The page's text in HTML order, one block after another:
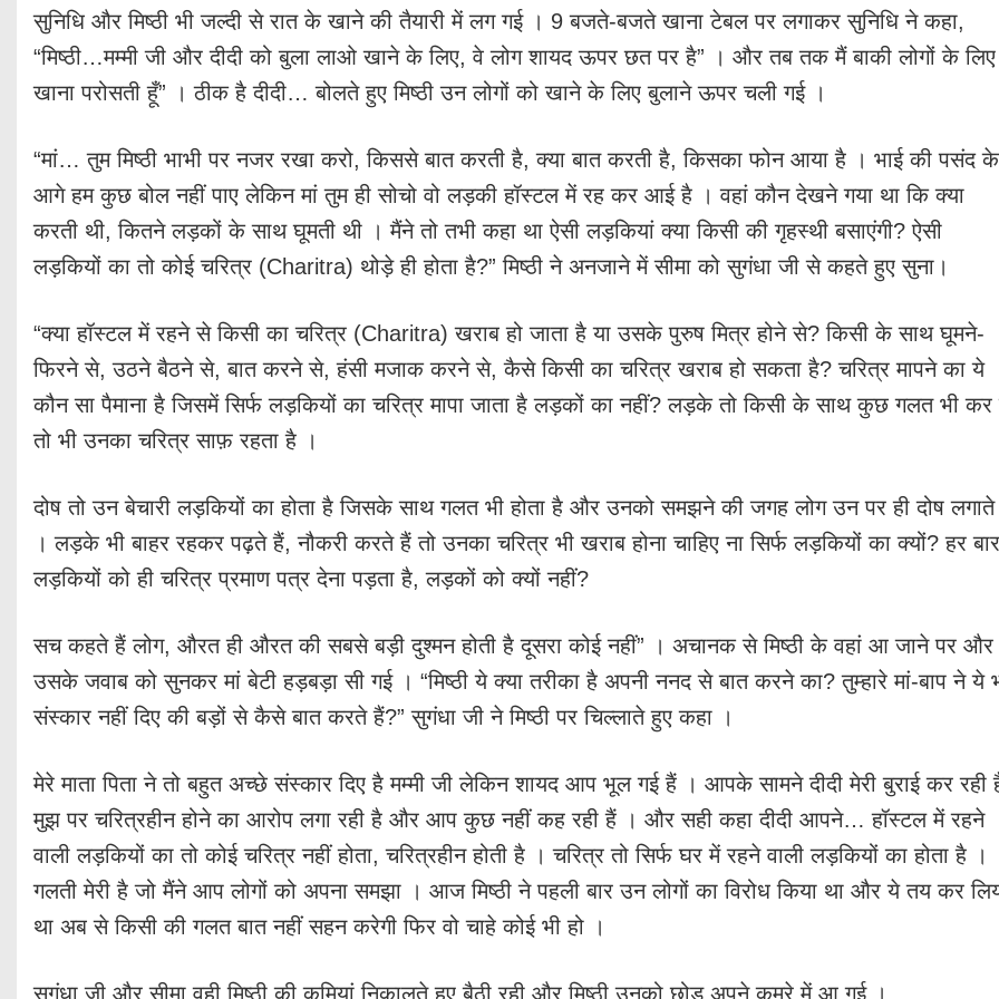
सुनिधि और मिष्ठी भी जल्दी से रात के खाने की तैयारी में लग गई । 9 बजते-बजते खाना टेबल पर लगाकर सुनिधि ने कहा,
“मिष्ठी…मम्मी जी और दीदी को बुला लाओ खाने के लिए, वे लोग शायद ऊपर छत पर है” । और तब तक मैं बाकी लोगों के लिए
खाना परोसती हूँ” । ठीक है दीदी… बोलते हुए मिष्ठी उन लोगों को खाने के लिए बुलाने ऊपर चली गई ।
“मां… तुम मिष्ठी भाभी पर नजर रखा करो, किससे बात करती है, क्या बात करती है, किसका फोन आया है । भाई की पसंद के
आगे हम कुछ बोल नहीं पाए लेकिन मां तुम ही सोचो वो लड़की हॉस्टल में रह कर आई है । वहां कौन देखने गया था कि क्या
करती थी, कितने लड़कों के साथ घूमती थी । मैंने तो तभी कहा था ऐसी लड़कियां क्या किसी की गृहस्थी बसाएंगी? ऐसी
लड़कियों का तो कोई चरित्र (Charitra) थोड़े ही होता है?” मिष्ठी ने अनजाने में सीमा को सुगंधा जी से कहते हुए सुना।
“क्या हॉस्टल में रहने से किसी का चरित्र (Charitra) खराब हो जाता है या उसके पुरुष मित्र होने से? किसी के साथ घूमने-
फिरने से, उठने बैठने से, बात करने से, हंसी मजाक करने से, कैसे किसी का चरित्र खराब हो सकता है? चरित्र मापने का ये
कौन सा पैमाना है जिसमें सिर्फ लड़कियों का चरित्र मापा जाता है लड़कों का नहीं? लड़के तो किसी के साथ कुछ गलत भी कर
तो भी उनका चरित्र साफ़ रहता है ।
दोष तो उन बेचारी लड़कियों का होता है जिसके साथ गलत भी होता है और उनको समझने की जगह लोग उन पर ही दोष
। लड़के भी बाहर रहकर पढ़ते हैं, नौकरी करते हैं तो उनका चरित्र भी खराब होना चाहिए ना सिर्फ लड़कियों का क्यों? हर बार
लड़कियों को ही चरित्र प्रमाण पत्र देना पड़ता है, लड़कों को क्यों नहीं?
सच कहते हैं लोग, औरत ही औरत की सबसे बड़ी दुश्मन होती है दूसरा कोई नहीं” । अचानक से मिष्ठी के वहां आ जाने पर और
उसके जवाब को सुनकर मां बेटी हड़बड़ा सी गई । “मिष्ठी ये क्या तरीका है अपनी ननद से बात करने का? तुम्हारे मां-बाप ने ये
संस्कार नहीं दिए की बड़ों से कैसे बात करते हैं?” सुगंधा जी ने मिष्ठी पर चिल्लाते हुए कहा ।
मेरे माता पिता ने तो बहुत अच्छे संस्कार दिए है मम्मी जी लेकिन शायद आप भूल गई हैं । आपके सामने दीदी मेरी बुराई कर रही
मुझ पर चरित्रहीन होने का आरोप लगा रही है और आप कुछ नहीं कह रही हैं । और सही कहा दीदी आपने… हॉस्टल में रहने
वाली लड़कियों का तो कोई चरित्र नहीं होता, चरित्रहीन होती है । चरित्र तो सिर्फ घर में रहने वाली लड़कियों का होता है ।
गलती मेरी है जो मैंने आप लोगों को अपना समझा । आज मिष्ठी ने पहली बार उन लोगों का विरोध किया था और ये तय कर
था अब से किसी की गलत बात नहीं सहन करेगी फिर वो चाहे कोई भी हो ।
सुगंधा जी और सीमा वही मिष्ठी की कमियां निकालते हुए बैठी रही और मिष्ठी उनको छोड़ अपने कमरे में आ गई ।